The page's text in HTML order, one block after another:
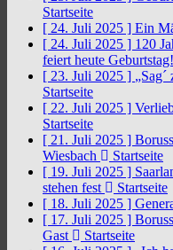
Startseite
[ 24. Juli 2025 ] Ein
[ 24. Juli 2025 ] 120
feiert heute Geburtstag!
[ 23. Juli 2025 ]
Startseite
[ 22. Juli 2025 ]
Startseite
[ 21. Juli 2025 ]
Wiesbach
Startseite
[ 19. Juli 2025 ]
stehen fest
Startseite
[ 18. Juli 2025 ]
[ 17. Juli 2025 ]
Gast
Startseite